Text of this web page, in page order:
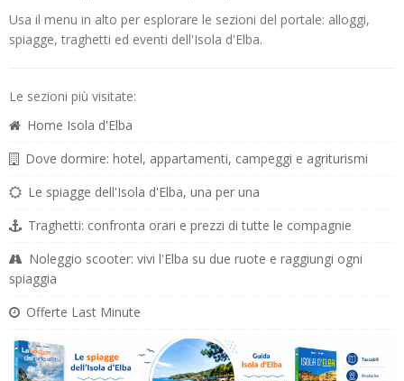
Usa il menu in alto per esplorare le sezioni del portale: alloggi,
spiagge, traghetti ed eventi dell'Isola d'Elba.
Le sezioni più visitate:
Home Isola d'Elba
Dove dormire: hotel, appartamenti, campeggi e agriturismi
Le spiagge dell'Isola d'Elba, una per una
Traghetti: confronta orari e prezzi di tutte le compagnie
Noleggio scooter: vivi l'Elba su due ruote e raggiungi ogni
spiaggia
Offerte Last Minute